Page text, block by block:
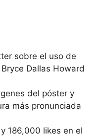
sobre el uso de
Dallas Howard
del póster y
más pronunciada
186,000 likes en el